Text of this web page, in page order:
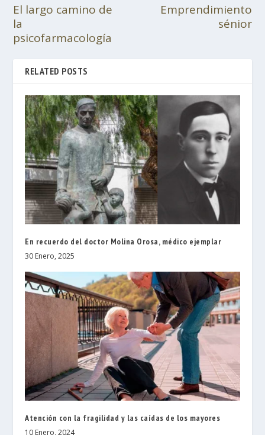
El largo camino de
la
psicofarmacología
Emprendimiento
sénior
RELATED POSTS
En recuerdo del doctor Molina Orosa, médico ejemplar
30 Enero, 2025
Atención con la fragilidad y las caídas de los mayores
10 Enero, 2024